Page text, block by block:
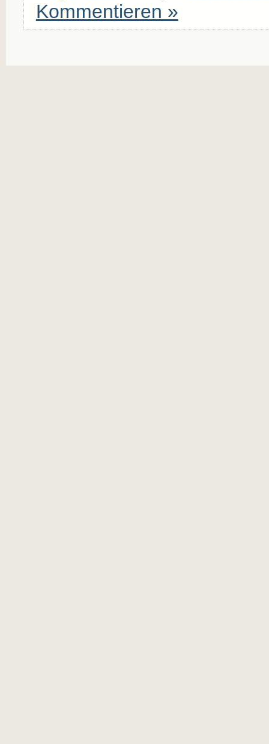
Kommentieren »